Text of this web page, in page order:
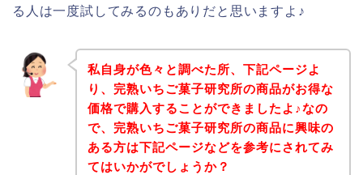
る人は一度試してみるのもありだと思いますよ♪
私自身が色々と調べた所、下記ページよ
り、完熟いちご菓子研究所の商品がお得な
価格で購入することができましたよ♪なの
で、完熟いちご菓子研究所の商品に興味の
ある方は下記ページなどを参考にされてみ
てはいかがでしょうか？